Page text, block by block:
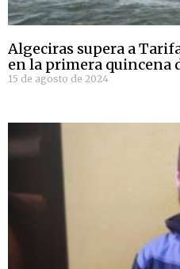
Algeciras supera a
en la primera quincena
15 de agosto de 2024